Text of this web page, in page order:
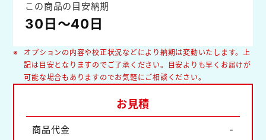
この商品の目安納期
30日～40日
オプションの内容や校正状況などにより納期は変動いたします。上
記は目安となりますのでご了承ください。目安よりも早くお届けが
可能な場合もありますのでお気軽にご相談ください。
お見積
商品代金 -